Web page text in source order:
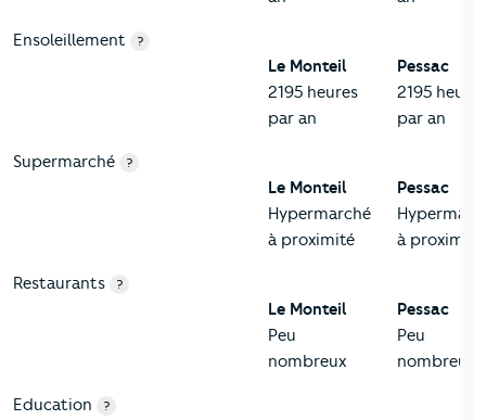
Ensoleillement ?
Le Monteil
2195 heures
par an
Pessac
2195 heures
par an
Supermarché ?
Le Monteil
Hypermarché
à proximité
Pessac
à proximité
Restaurants ?
Le Monteil
Peu
nombreux
Pessac
Peu
nombreux
Education ?